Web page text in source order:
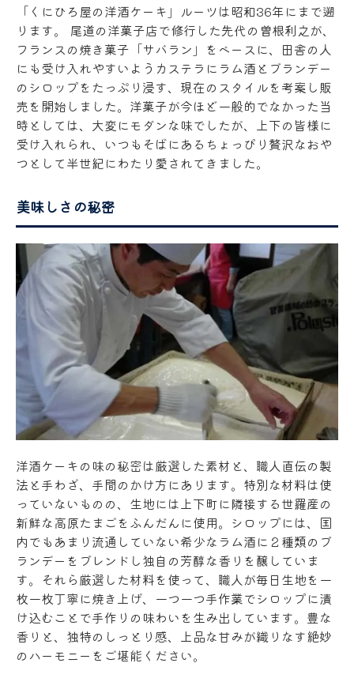
「くにひろ屋の洋酒ケーキ」ルーツは昭和36年にまで遡
ります。 尾道の洋菓子店で修行した先代の曽根利之が、
フランスの焼き菓子「サバラン」をベースに、田舎の人
にも受け入れやすいようカステラにラム酒とブランデー
のシロップをたっぷり浸す、現在のスタイルを考案し販
売を開始しました。洋菓子が今ほど一般的でなかった当
時としては、大変にモダンな味でしたが、上下の皆様に
受け入れられ、いつもそばにあるちょっぴり贅沢なおや
つとして半世紀にわたり愛されてきました。
美味しさの秘密
洋酒ケーキの味の秘密は厳選した素材と、職人直伝の製
法と手わざ、手間のかけ方にあります。特別な材料は使
っていないものの、生地には上下町に隣接する世羅産の
新鮮な高原たまごをふんだんに使用。シロップには、国
内でもあまり流通していない希少なラム酒に２種類のブ
ランデーをブレンドし独自の芳醇な香りを醸していま
す。それら厳選した材料を使って、職人が毎日生地を一
枚一枚丁寧に焼き上げ、一つ一つ手作業でシロップに漬
け込むことで手作りの味わいを生み出しています。豊な
香りと、独特のしっとり感、上品な甘みが織りなす絶妙
のハーモニーをご堪能ください。